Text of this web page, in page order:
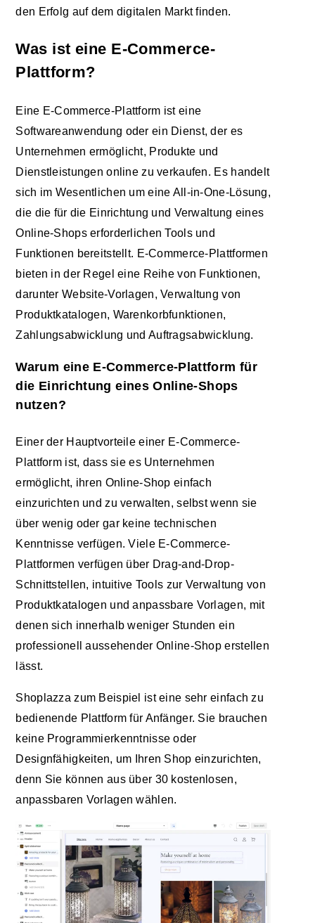
den Erfolg auf dem digitalen Markt finden.
Was ist eine E-Commerce-
Plattform?
Eine E-Commerce-Plattform ist eine
Softwareanwendung oder ein Dienst, der es
Unternehmen ermöglicht, Produkte und
Dienstleistungen online zu verkaufen. Es handelt
sich im Wesentlichen um eine All-in-One-Lösung,
die die für die Einrichtung und Verwaltung eines
Online-Shops erforderlichen Tools und
Funktionen bereitstellt. E-Commerce-Plattformen
bieten in der Regel eine Reihe von Funktionen,
darunter Website-Vorlagen, Verwaltung von
Produktkatalogen, Warenkorbfunktionen,
Zahlungsabwicklung und Auftragsabwicklung.
Warum eine E-Commerce-Plattform für
die Einrichtung eines Online-Shops
nutzen?
Einer der Hauptvorteile einer E-Commerce-
Plattform ist, dass sie es Unternehmen
ermöglicht, ihren Online-Shop einfach
einzurichten und zu verwalten, selbst wenn sie
über wenig oder gar keine technischen
Kenntnisse verfügen. Viele E-Commerce-
Plattformen verfügen über Drag-and-Drop-
Schnittstellen, intuitive Tools zur Verwaltung von
Produktkatalogen und anpassbare Vorlagen, mit
denen sich innerhalb weniger Stunden ein
professionell aussehender Online-Shop erstellen
lässt.
Shoplazza zum Beispiel ist eine sehr einfach zu
bedienende Plattform für Anfänger. Sie brauchen
keine Programmierkenntnisse oder
Designfähigkeiten, um Ihren Shop einzurichten,
denn Sie können aus über 30 kostenlosen,
anpassbaren Vorlagen wählen.